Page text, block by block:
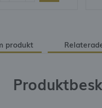
produkt